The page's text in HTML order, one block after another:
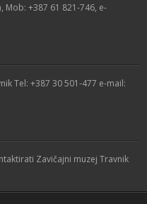
+387 61 821-746, e-
Tel: +387 30 501-477 e-mail:
Zavičajni muzej Travnik